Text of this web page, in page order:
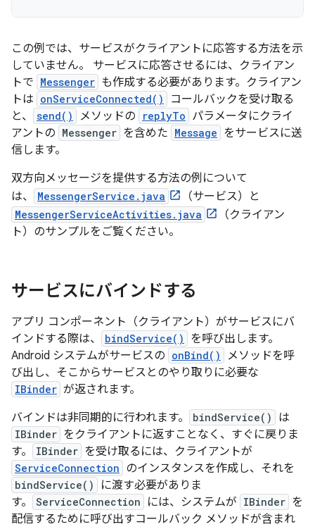
この例では、サービスがクライアントに応答する方法を示
していません。 サービスに応答させるには、クライアン
トで Messenger も作成する必要があります。クライアン
トは onServiceConnected()
コールバックを受け取る
と、
send() メソッドの replyTo パラメータにクライ
アントの Messenger を含めた Message をサービスに送
信します。
双方向メッセージを提供する方法の例について
は、
MessengerService.java （サービス）と
MessengerServiceActivities.java
（クライアン
ト）のサンプルをご覧ください。
サービスにバインドする
アプリ コンポーネント（クライアント）がサービスにバ
インドする際は、
bindService()
を呼び出します。
Android システムがサービスの onBind()
メソッドを呼
び出し、そこからサービスとのやり取りに必要な
IBinder が返されます。
バインドは非同期的に行われます。
bindService() は
IBinder をクライアントに返すことなく、すぐに戻りま
す。
IBinder を受け取るには、クライアントが
ServiceConnection のインスタンスを作成し、それを
bindService()
に渡す必要がありま
す。
ServiceConnection には、システムが IBinder を
配信するために呼び出すコールバック メソッドが含まれ